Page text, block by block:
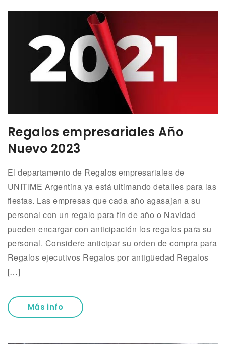
Regalos empresariales Año
Nuevo 2023
El departamento de Regalos empresariales de
UNITIME Argentina ya está ultimando detalles para las
fiestas. Las empresas que cada año agasajan a su
personal con un regalo para fin de año o Navidad
pueden encargar con anticipación los regalos para su
personal. Considere anticipar su orden de compra para
Regalos ejecutivos Regalos por antigüedad Regalos
[…]
Más info